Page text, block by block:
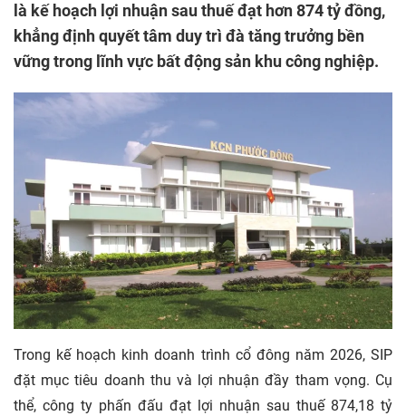
là kế hoạch lợi nhuận sau thuế đạt hơn 874 tỷ đồng,
khẳng định quyết tâm duy trì đà tăng trưởng bền
vững trong lĩnh vực bất động sản khu công nghiệp.
Trong kế hoạch kinh doanh trình cổ đông năm 2026, SIP
đặt mục tiêu doanh thu và lợi nhuận đầy tham vọng. Cụ
thể, công ty phấn đấu đạt lợi nhuận sau thuế 874,18 tỷ